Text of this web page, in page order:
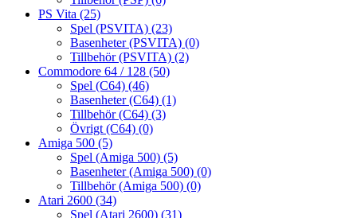
PS Vita (25)
Spel (PSVITA) (23)
Basenheter (PSVITA) (0)
Tillbehör (PSVITA) (2)
Commodore 64 / 128 (50)
Spel (C64) (46)
Basenheter (C64) (1)
Tillbehör (C64) (3)
Övrigt (C64) (0)
Amiga 500 (5)
Spel (Amiga 500) (5)
Basenheter (Amiga 500) (0)
Tillbehör (Amiga 500) (0)
Atari 2600 (34)
Spel (Atari 2600) (31)